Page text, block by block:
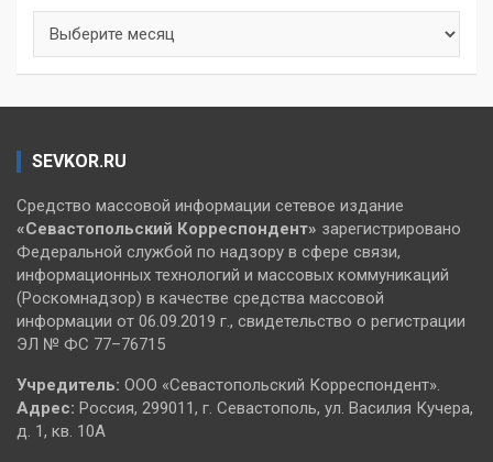
SEVKOR.RU
Средство массовой информации сетевое издание
«Севастопольский Корреспондент» зарегистрировано
Федеральной службой по надзору в сфере связи,
информационных технологий и массовых коммуникаций
(Роскомнадзор) в качестве средства массовой
информации от 06.09.2019 г., свидетельство о регистрации
ЭЛ № ФС 77–76715
Учредитель: ООО «Севастопольский Корреспондент».
Адрес: Россия, 299011, г. Севастополь, ул. Василия Кучера,
д. 1, кв. 10А